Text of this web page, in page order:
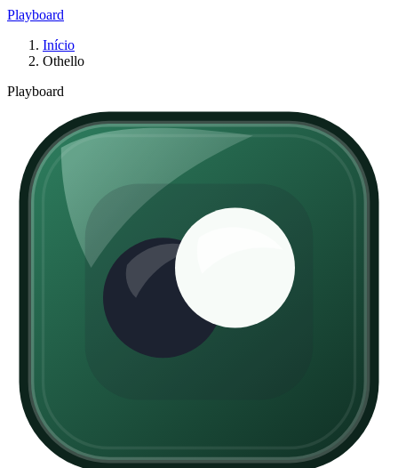
Playboard
Início
Othello
Playboard